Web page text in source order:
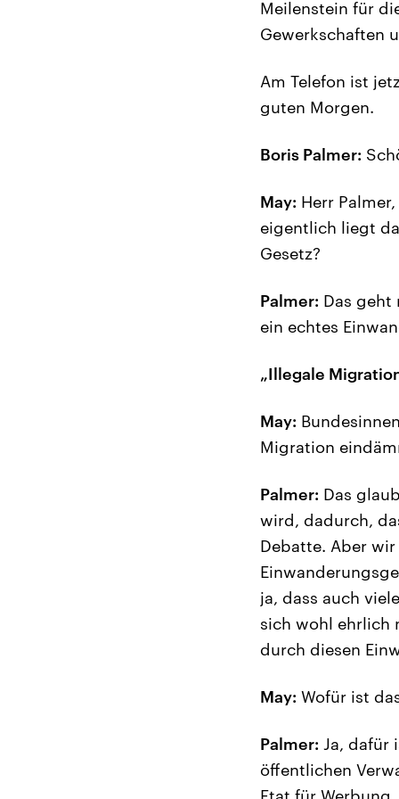
Meilenstein für
Gewerkschaften
Am Telefon ist
guten Morgen.
Boris Palmer:
May: Herr
eigentlich liegt
Gesetz?
Palmer: Das geht
ein echtes
„Illegale
May:
Migration
Palmer: Das
wird, dadurch,
Debatte. Aber
ja, dass auch
sich wohl ehrlich
durch diesen
May: Wofür ist
Palmer: Ja, dafür
öffentlichen